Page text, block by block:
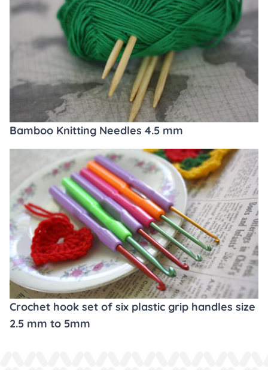
Bamboo Knitting Needles 4.5 mm
Crochet hook set of six plastic grip handles size
2.5 mm to 5mm